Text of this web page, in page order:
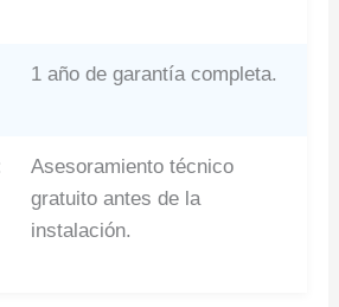
1 año de garantía completa.
Asesoramiento técnico
gratuito antes de la
instalación.